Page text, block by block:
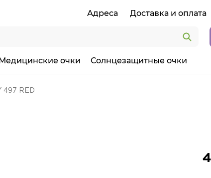
Адреса Доставка и оплата
очки Солнцезащитные очки
497 RED